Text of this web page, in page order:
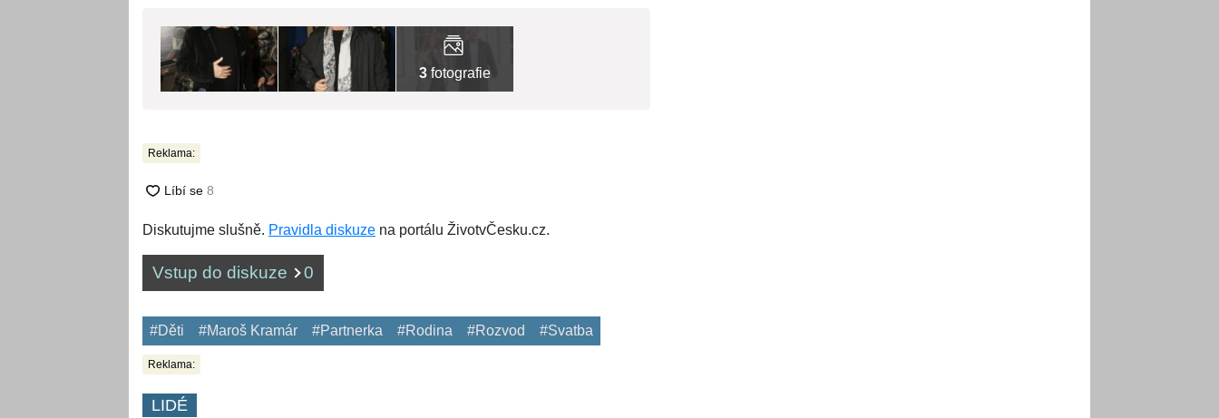
3 fotografie
Reklama:
Diskutujme slušně. Pravidla diskuze na portálu ŽivotvČesku.cz.
Vstup do diskuze 0
#Děti #Maroš Kramár #Partnerka #Rodina #Rozvod #Svatba
Reklama:
LIDÉ